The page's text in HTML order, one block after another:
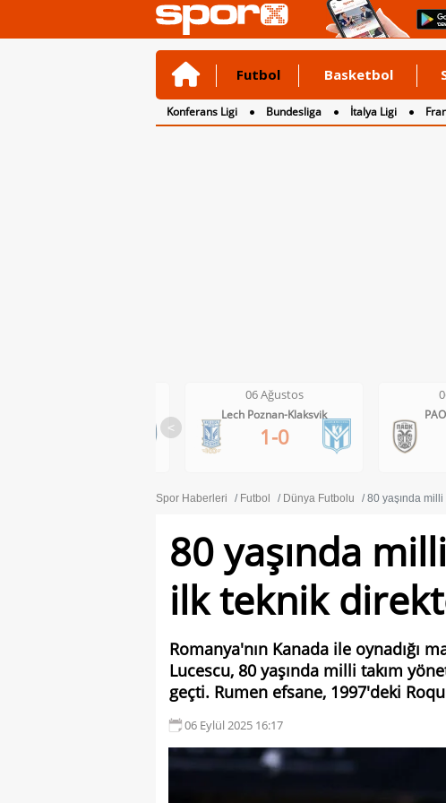
Futbol Basketbol
Konferans Ligi Bundesliga İtalya Ligi
2. Lig
3. Lig
<
06 Ağustos
Lech Poznan-Klaksvik
1-0
Spor Haberleri Futbol Dünya Futbolu 80 yaşında
80 yaşında
ilk teknik
Romanya'nın Kanada ile oynadığı
Lucescu, 80 yaşında milli takım
geçti. Rumen efsane, 1997'deki
06 Eylül 2025 16:17